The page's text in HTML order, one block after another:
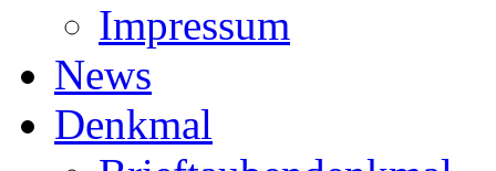
Impressum
News
Denkmal